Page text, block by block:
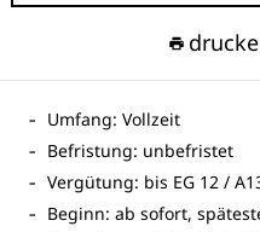
Umfang: Vollzeit
Befristung: unbefristet
Vergütung: bis EG 12 /
Beginn: ab sofort,